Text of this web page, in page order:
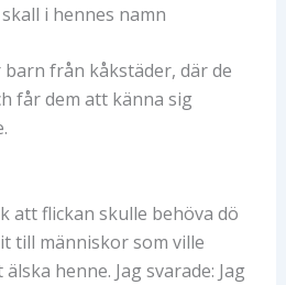
i hennes namn
från kåkstäder, där de
får dem att känna sig
att flickan skulle behöva dö
till människor som ville
henne. Jag svarade: Jag